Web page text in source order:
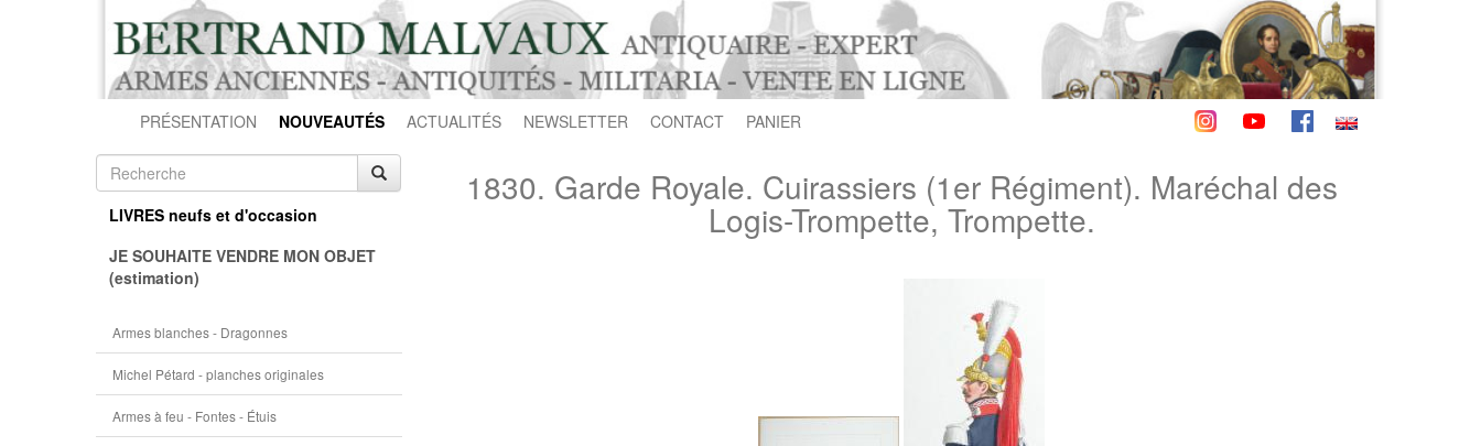
PRÉSENTATION NOUVEAUTÉS ACTUALITÉS NEWSLETTER CONTACT PANIER
LIVRES neufs et d'occasion
JE SOUHAITE VENDRE MON OBJET
(estimation)
Armes blanches - Dragonnes
Michel Pétard - planches originales
Armes à feu - Fontes - Étuis
1830. Garde Royale. Cuirassiers (1er Régiment). Maréchal des
Logis-Trompette, Trompette.